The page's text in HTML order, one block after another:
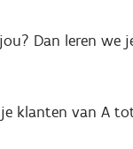
Dan leren we
klanten van A